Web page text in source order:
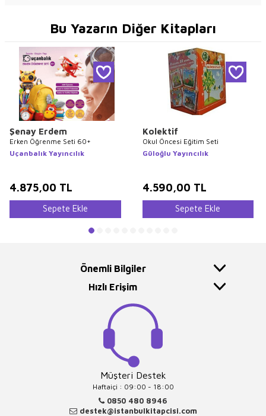
Bu Yazarın Diğer Kitapları
Şenay Erdem
Erken Öğrenme Seti 60+
Uçanbalık Yayıncılık
4.875,00 TL
Sepete Ekle
Kolektif
Okul Öncesi Eğitim Seti
Güloğlu Yayıncılık
4.590,00 TL
Sepete Ekle
Önemli Bilgiler
Hızlı Erişim
Müşteri Destek
Haftaiçi : 09:00 - 18:00
0850 480 8946
destek@istanbulkitapcisi.com